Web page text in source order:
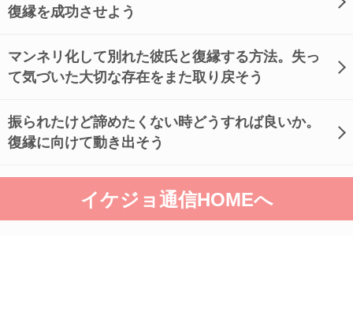
復縁を成功させよう
マンネリ化して別れた彼氏と復縁する方法。失っ
て気づいた大切な存在をまた取り戻そう
振られたけど諦めたくない時どうすれば良いか。
復縁に向けて動き出そう
イケジョ通信HOMEへ